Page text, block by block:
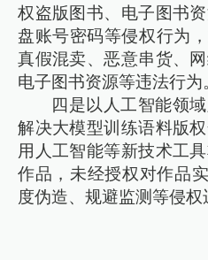
权盗版图书、电子图书
盘账号密码等侵权行为
真假混卖、恶意串货、
电子图书资源等违法行为
四是以人工智能领
解决大模型训练语料版
用人工智能等新技术工
作品，未经授权对作品
度伪造、规避监测等侵权